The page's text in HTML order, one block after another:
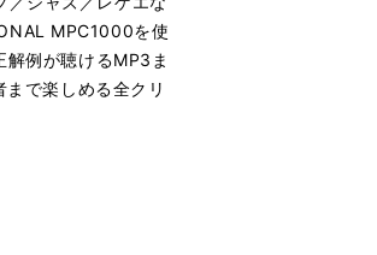
MPC1000を使
例が聴けるMP3ま
で楽しめる全クリ